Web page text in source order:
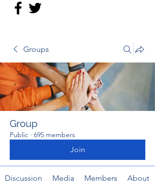
Groups
Group
Public · 695 members
Join
Discussion Media Members About